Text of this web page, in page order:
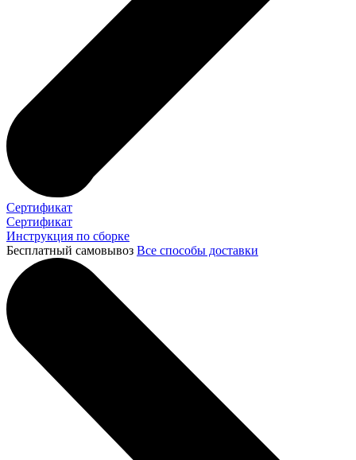
Сертификат
Сертификат
Инструкция по сборке
Бесплатный самовывоз Все способы доставки